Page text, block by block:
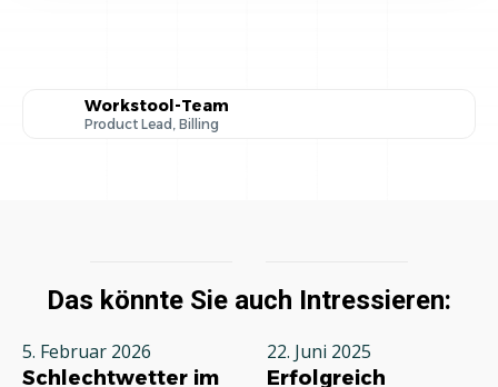
Workstool-Team
Product Lead, Billing
Das könnte Sie auch Intressieren:
5. Februar 2026
Schlechtwetter im
22. Juni 2025
Erfolgreich